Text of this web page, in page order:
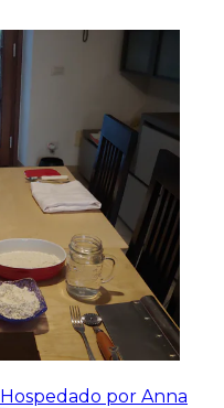
Hospedado por Anna